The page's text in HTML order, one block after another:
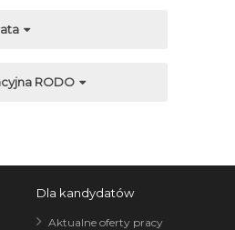
RODO
Dla kandydatów
Aktualne oferty pracy